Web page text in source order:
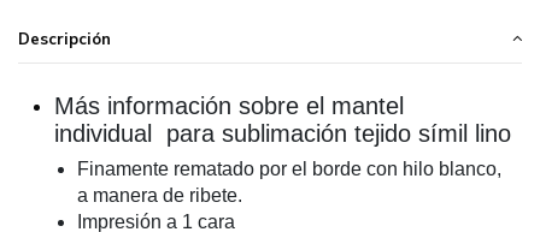
Descripción
Más información sobre el mantel
individual para sublimación tejido símil lino
Finamente rematado por el borde con hilo blanco,
a manera de ribete.
Impresión a 1 cara